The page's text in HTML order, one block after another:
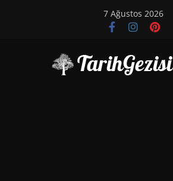
7 Ağustos 2026